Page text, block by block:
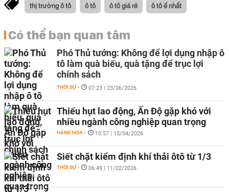
thị trường ô tô ô tô ô tô giá rẻ ô tô ế nhất
Có thể bạn quan tâm
Phó Thủ tướng: Không để lợi dụng nhập ô
tô làm quà biếu, quà tặng để trục lợi
chính sách
THỜI SỰ - 07:23 | 23/06/2026
Thiếu hụt lao động, Ấn Độ gặp khó với
nhiều ngành công nghiệp quan trọng
HÀNG HÓA - 10:57 | 15/04/2026
Siết chặt kiểm định khí thải ôtô từ 1/3
THỜI SỰ - 06:49 | 11/02/2026